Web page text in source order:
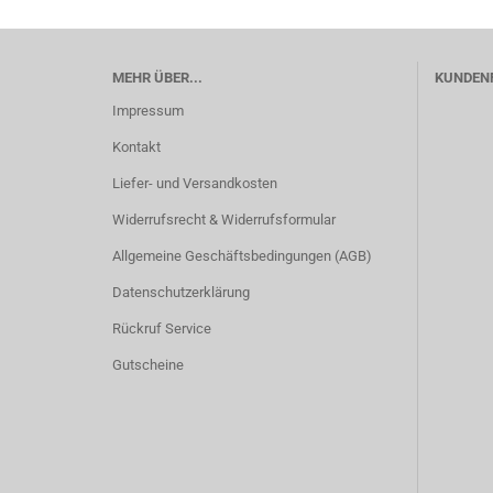
MEHR ÜBER...
Impressum
Kontakt
Liefer- und Versandkosten
Widerrufsrecht & Widerrufsformular
Allgemeine Geschäftsbedingungen (AGB)
Datenschutzerklärung
Rückruf Service
Gutscheine